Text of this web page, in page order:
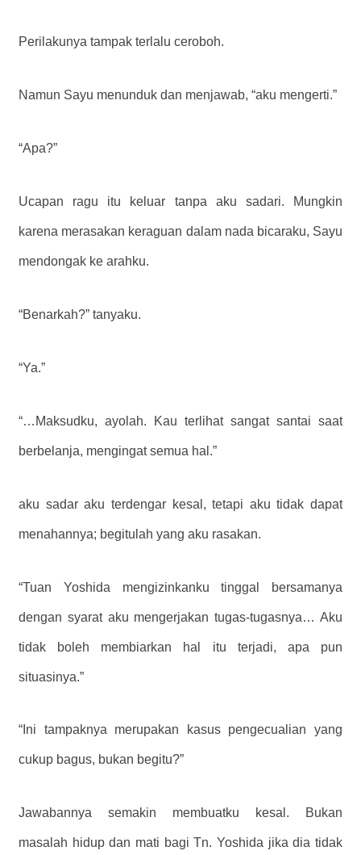
Perilakunya tampak terlalu ceroboh.
Namun Sayu menunduk dan menjawab, “aku mengerti.”
“Apa?”
Ucapan ragu itu keluar tanpa aku sadari. Mungkin
karena merasakan keraguan dalam nada bicaraku, Sayu
mendongak ke arahku.
“Benarkah?” tanyaku.
“Ya.”
“…Maksudku, ayolah. Kau terlihat sangat santai saat
berbelanja, mengingat semua hal.”
aku sadar aku terdengar kesal, tetapi aku tidak dapat
menahannya; begitulah yang aku rasakan.
“Tuan Yoshida mengizinkanku tinggal bersamanya
dengan syarat aku mengerjakan tugas-tugasnya… Aku
tidak boleh membiarkan hal itu terjadi, apa pun
situasinya.”
“Ini tampaknya merupakan kasus pengecualian yang
cukup bagus, bukan begitu?”
Jawabannya semakin membuatku kesal. Bukan
masalah hidup dan mati bagi Tn. Yoshida jika dia tidak